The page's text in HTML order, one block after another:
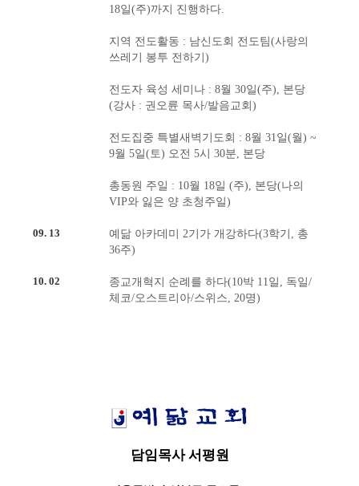
18일(주)까지 진행하다.
지역 전도활동 : 남신도회 전도팀(사랑의
쓰레기 봉투 전하기)
전도자 육성 세미나 : 8월 30일(주), 본당
(강사 : 권오륜 목사/발음교회)
전도집중 특별새벽기도회 : 8월 31일(월) ~
9월 5일(토) 오전 5시 30분, 본당
총동원 주일 : 10월 18일 (주), 본당(나의
VIP와 잃은 양 초청주일)
09. 13
예닮 아카데미 2기가 개강하다(3학기, 총
36주)
10. 02
종교개혁지 순례를 하다(10박 11일, 독일/
체코/오스트리아/스위스, 20명)
담임목사 서평원